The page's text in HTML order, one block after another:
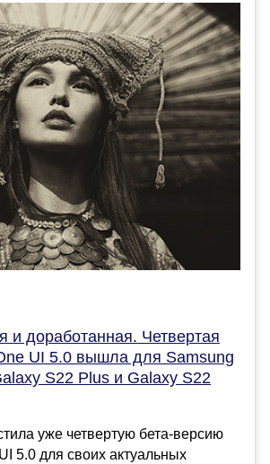
и доработанная. Четвертая
UI 5.0 вышла для Samsung
S22 Plus и Galaxy S22
уже четвертую бета-версию
5.0 для своих актуальных